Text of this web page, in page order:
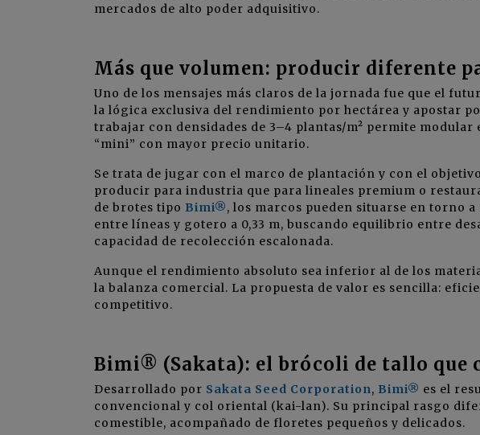
mercados de alto poder adquisitivo.
Más que volumen: producir diferente
Uno de los mensajes más claros de la jornada fue que el
la lógica exclusiva del rendimiento por hectárea y apostar
trabajar con densidades de 3–4 plantas/m² permite
“mini” con mayor precio unitario.
Se trata de jugar con el marco de plantación y con el
producir para industria que para lineales premium o
de brotes tipo Bimi®, los marcos pueden situarse en torno
entre líneas y gotero a 0,33 m, buscando equilibrio entre
capacidad de recolección escalonada.
Aunque el rendimiento absoluto sea inferior al de los
la balanza comercial. La propuesta de valor es sencilla:
competitivo.
Bimi® (Sakata): el brócoli de tallo que
Desarrollado por Sakata Seed Corporation, Bimi® es el
convencional y col oriental (kai-lan). Su principal rasgo
comestible, acompañado de floretes pequeños y delicados.